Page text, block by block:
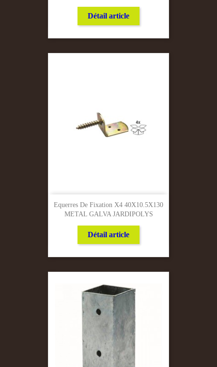
Détail article
Equerres De Fixation X4 40X10.5X130
METAL GALVA JARDIPOLYS
Détail article